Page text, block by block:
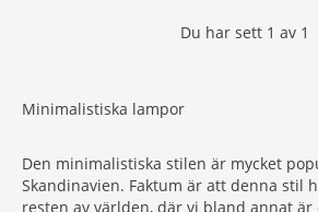
Du har sett 1 av 1
Minimalistiska lampor
Den minimalistiska stilen är mycket
Skandinavien. Faktum är att denna stil
resten av världen, där vi bland annat är